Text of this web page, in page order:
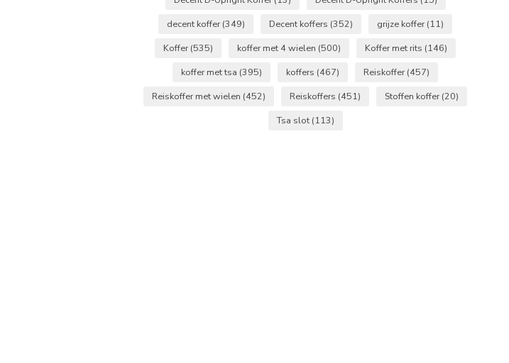
decent koffer (349) Decent koffers (352) grijze koffer (11)
Koffer (535) koffer met 4 wielen (500) Koffer met rits (146)
koffer met tsa (395) koffers (467) Reiskoffer (457)
Reiskoffer met wielen (452) Reiskoffers (451) Stoffen koffer (20)
Tsa slot (113)